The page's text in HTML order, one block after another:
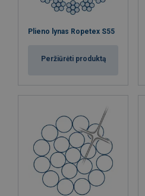
Plieno lynas Ropetex S55
Peržiūrėti produktą